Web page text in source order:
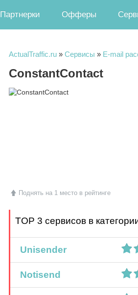
Партнерки Офферы
ActualTraffic.ru » Сервисы » E-mail
ConstantContact
Поднять на 1 место в рейтинге
TOP 3 сервисов в
Unisender
Notisend